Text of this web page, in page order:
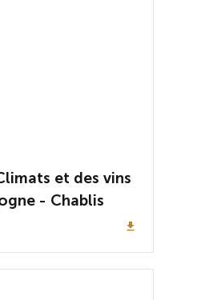
et des vins
- Chablis
file_download